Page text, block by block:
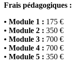
Frais pédagogiques :
• Module 1 : 175 €
• Module 2 : 350 €
• Module 3 : 700 €
• Module 4 : 700 €
• Module 5 : 350 €